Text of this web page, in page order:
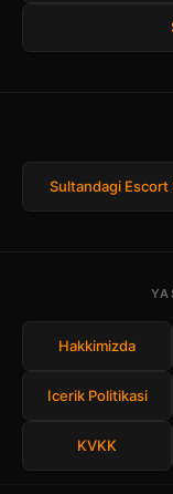
Sultandagi Escort
Hakkimizda
Icerik Politikasi
KVKK